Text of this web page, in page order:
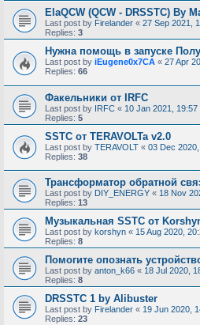
ElaQCW (QCW - DRSSTC) By
Last post by Firelander « 27 Sep 2021,
Replies: 3
Нужна помощь в запуске
Last post by iEugene0x7CA « 27 Apr
Replies: 66
Факельники от IRFC
Last post by IRFC « 10 Jan 2021, 19:57
Replies: 5
SSTC от TERAVOLTa v2.0
Last post by TERAVOLT « 03 Dec
Replies: 38
Трансформатор обратной
Last post by DIY_ENERGY « 18 Nov
Replies: 13
Музыкальная SSTC от
Last post by korshyn « 15 Aug 2020,
Replies: 8
Помогите опознать
Last post by anton_k66 « 18 Jul 2020,
Replies: 8
DRSSTC 1 by Alibuster
Last post by Firelander « 19 Jun 2020,
Replies: 23